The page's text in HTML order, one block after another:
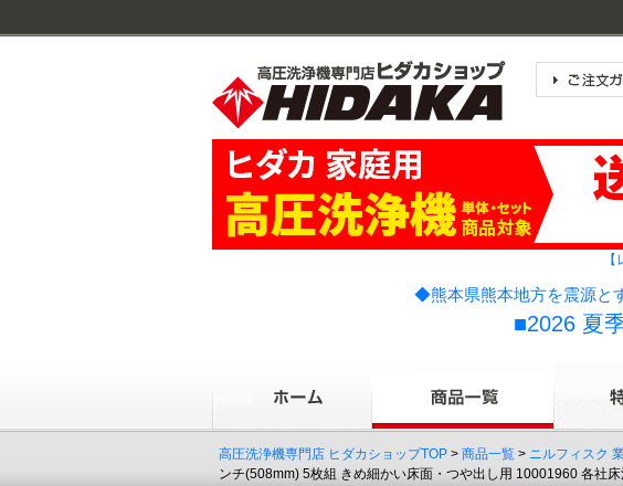
◆熊本県熊本地方を震源と
■2026 夏
高圧洗浄機専門店 ヒダカショップTOP > 商品一覧 > ニルフィスク
ンチ(508mm) 5枚組 きめ細かい床面・つや出し用 10001960 各社